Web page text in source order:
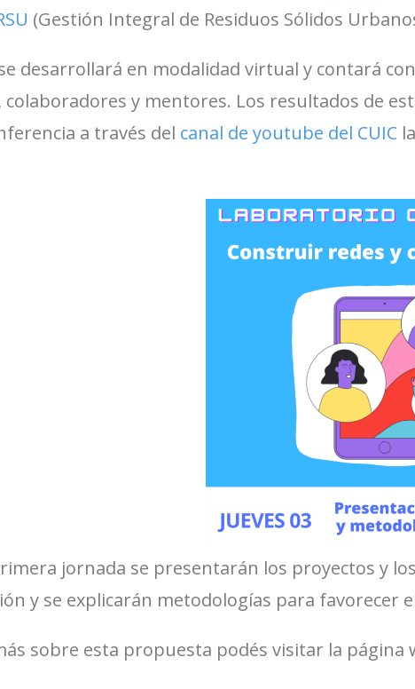
(Gestión Integral de Residuos Sólidos
desarrollará en modalidad virtual y contará
y mentores. Los resultados de
a través del canal de youtube del CUIC
jornada se presentarán los proyectos y
y se explicarán metodologías para favorecer
sobre esta propuesta podés visitar la página